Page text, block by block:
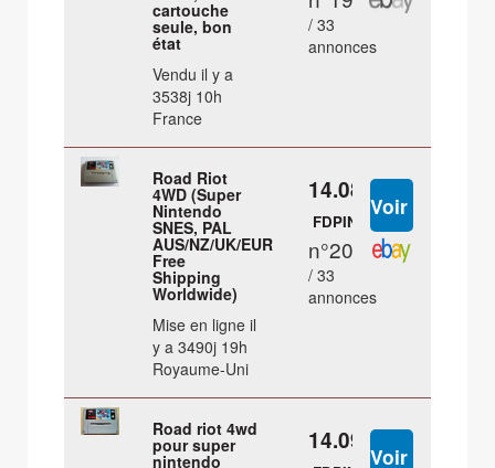
cartouche
seule, bon
état
Vendu il y a
3538j 10h
France
/ 33
annonces
Road Riot
4WD (Super
Nintendo
SNES, PAL
AUS/NZ/UK/EUR
Free
Shipping
Worldwide)
Mise en ligne il
y a 3490j 19h
Royaume-Uni
14.08 €
FDPIN
n°20
/ 33
annonces
Road riot 4wd
pour super
nintendo
14.09 €